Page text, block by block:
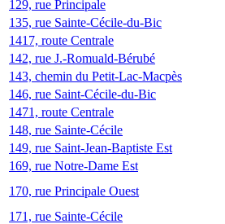
129, rue Principale
135, rue Sainte-Cécile-du-Bic
1417, route Centrale
142, rue J.-Romuald-Bérubé
143, chemin du Petit-Lac-Macpès
146, rue Saint-Cécile-du-Bic
1471, route Centrale
148, rue Sainte-Cécile
149, rue Saint-Jean-Baptiste Est
169, rue Notre-Dame Est
170, rue Principale Ouest
171, rue Sainte-Cécile